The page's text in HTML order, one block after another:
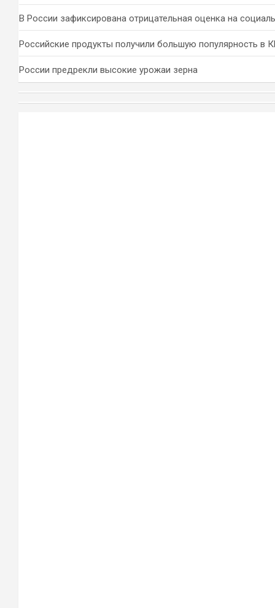
В России зафиксирована отрицательная оценка на
Российские продукты получили большую популярность в
России предрекли высокие урожаи зерна